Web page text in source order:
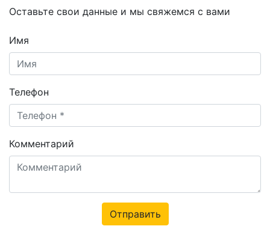
Оставьте свои данные и мы свяжемся с вами
Имя
Телефон
Комментарий
Отправить